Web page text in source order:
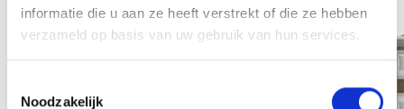
informatie die u aan ze heeft verstrekt of die ze hebben
verzameld op basis van uw gebruik van hun services.
Noodzakelijk
495 HE